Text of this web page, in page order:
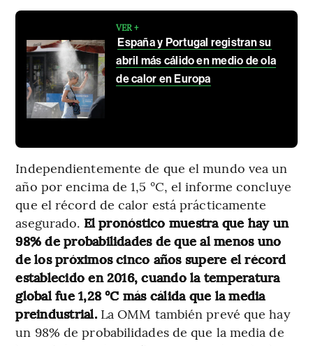
VER +
España y Portugal registran su
abril más cálido en medio de ola
de calor en Europa
Independientemente de que el mundo vea un
año por encima de 1,5 °C, el informe concluye
que el récord de calor está prácticamente
asegurado. El pronóstico muestra que hay un
98% de probabilidades de que al menos uno
de los próximos cinco años supere el récord
establecido en 2016, cuando la temperatura
global fue 1,28 °C más cálida que la media
preindustrial.La OMM también prevé que hay
un 98% de probabilidades de que la media de